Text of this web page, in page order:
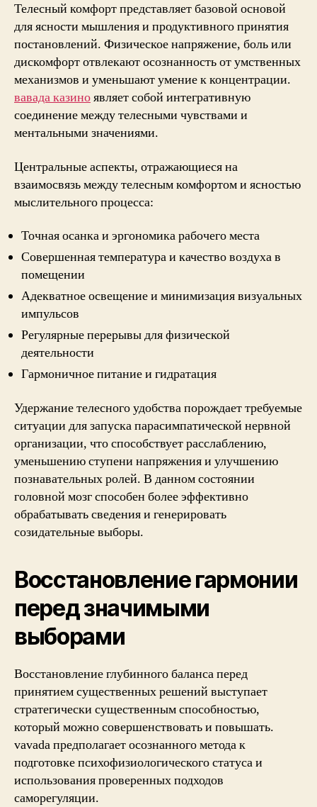
Телесный комфорт представляет базовой основой
для ясности мышления и продуктивного принятия
постановлений. Физическое напряжение, боль или
дискомфорт отвлекают осознанность от умственных
механизмов и уменьшают умение к концентрации.
вавада казиноявляет собой интегративную
соединение между телесными чувствами и
ментальными значениями.
Центральные аспекты, отражающиеся на
взаимосвязь между телесным комфортом и ясностью
мыслительного процесса:
Точная осанка и эргономика рабочего места
Совершенная температура и качество воздуха в
помещении
Адекватное освещение и минимизация визуальных
импульсов
Регулярные перерывы для физической
деятельности
Гармоничное питание и гидратация
Удержание телесного удобства порождает требуемые
ситуации для запуска парасимпатической нервной
организации, что способствует расслаблению,
уменьшению ступени напряжения и улучшению
познавательных ролей. В данном состоянии
головной мозг способен более эффективно
обрабатывать сведения и генерировать
созидательные выборы.
Восстановление гармонии
перед значимыми
выборами
Восстановление глубинного баланса перед
принятием существенных решений выступает
стратегически существенным способностью,
который можно совершенствовать и повышать.
vavada предполагает осознанного метода к
подготовке психофизиологического статуса и
использования проверенных подходов
саморегуляции.